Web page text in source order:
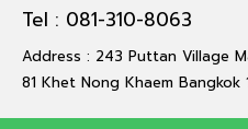
Tel : 081-310-8063
Address : 243 Puttan Village
81 Khet Nong Khaem Bangkok